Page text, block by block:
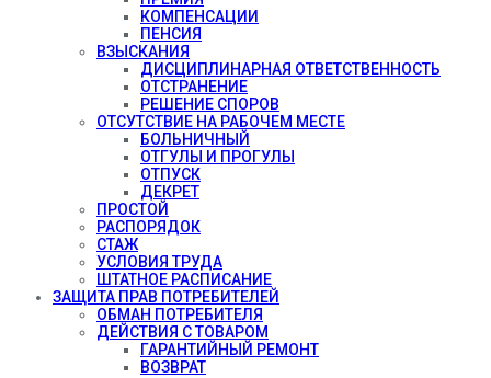
КОМПЕНСАЦИИ
ПЕНСИЯ
ВЗЫСКАНИЯ
ДИСЦИПЛИНАРНАЯ ОТВЕТСТВЕННОСТЬ
ОТСТРАНЕНИЕ
РЕШЕНИЕ СПОРОВ
ОТСУТСТВИЕ НА РАБОЧЕМ МЕСТЕ
БОЛЬНИЧНЫЙ
ОТГУЛЫ И ПРОГУЛЫ
ОТПУСК
ДЕКРЕТ
ПРОСТОЙ
РАСПОРЯДОК
СТАЖ
УСЛОВИЯ ТРУДА
ШТАТНОЕ РАСПИСАНИЕ
ЗАЩИТА ПРАВ ПОТРЕБИТЕЛЕЙ
ОБМАН ПОТРЕБИТЕЛЯ
ДЕЙСТВИЯ С ТОВАРОМ
ГАРАНТИЙНЫЙ РЕМОНТ
ВОЗВРАТ